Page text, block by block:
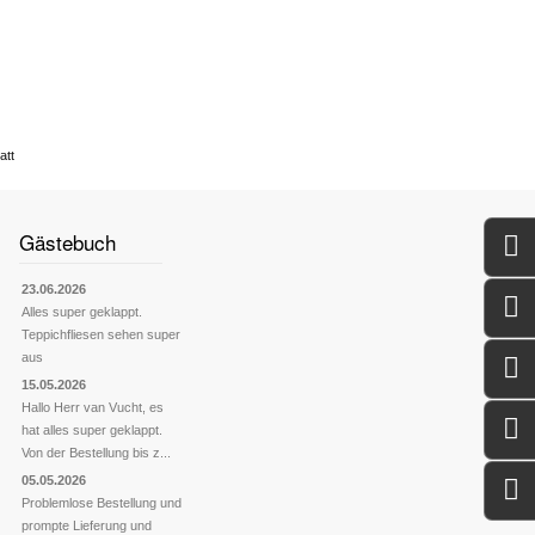
Gästebuch
23.06.2026
Alles super geklappt.
Teppichfliesen sehen super
aus
15.05.2026
Hallo Herr van Vucht, es
hat alles super geklappt.
Von der Bestellung bis z...
05.05.2026
Problemlose Bestellung und
prompte Lieferung und